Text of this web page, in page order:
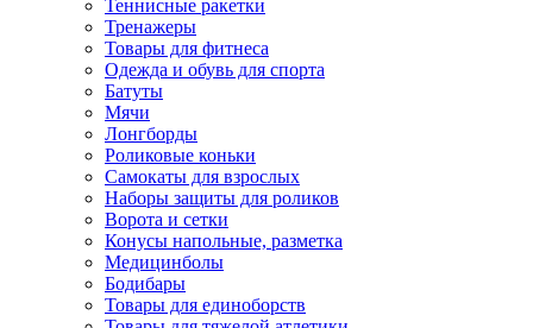
Теннисные ракетки
Тренажеры
Товары для фитнеса
Одежда и обувь для спорта
Батуты
Мячи
Лонгборды
Роликовые коньки
Самокаты для взрослых
Наборы защиты для роликов
Ворота и сетки
Конусы напольные, разметка
Медицинболы
Бодибары
Товары для единоборств